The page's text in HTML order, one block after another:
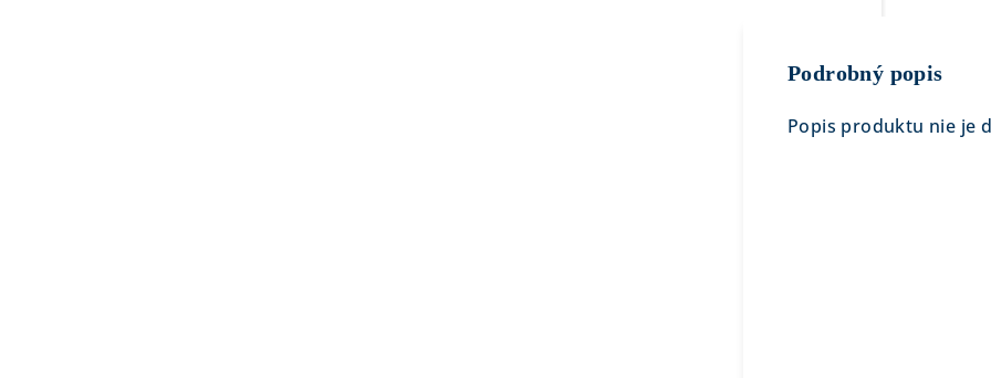
Podrobný popis
Popis produktu nie je